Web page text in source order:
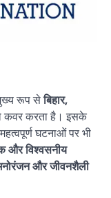
रूप सेबिहार,
कवर करता है। इसके
घटनाओं पर भी
और विश्वसनीय
मनोरंजन और जीवनशैली